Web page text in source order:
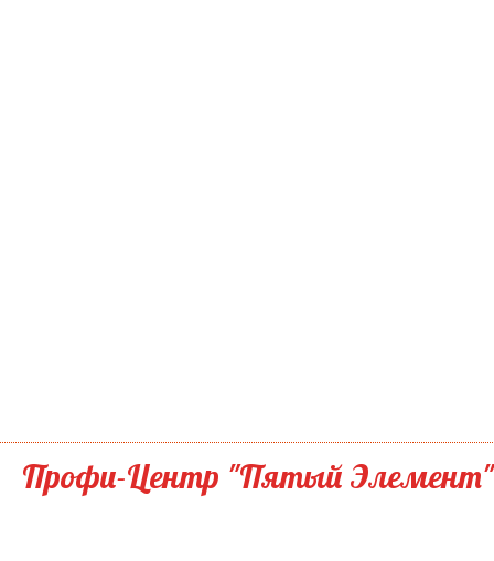
Профи-Центр "Пятый Элемент"